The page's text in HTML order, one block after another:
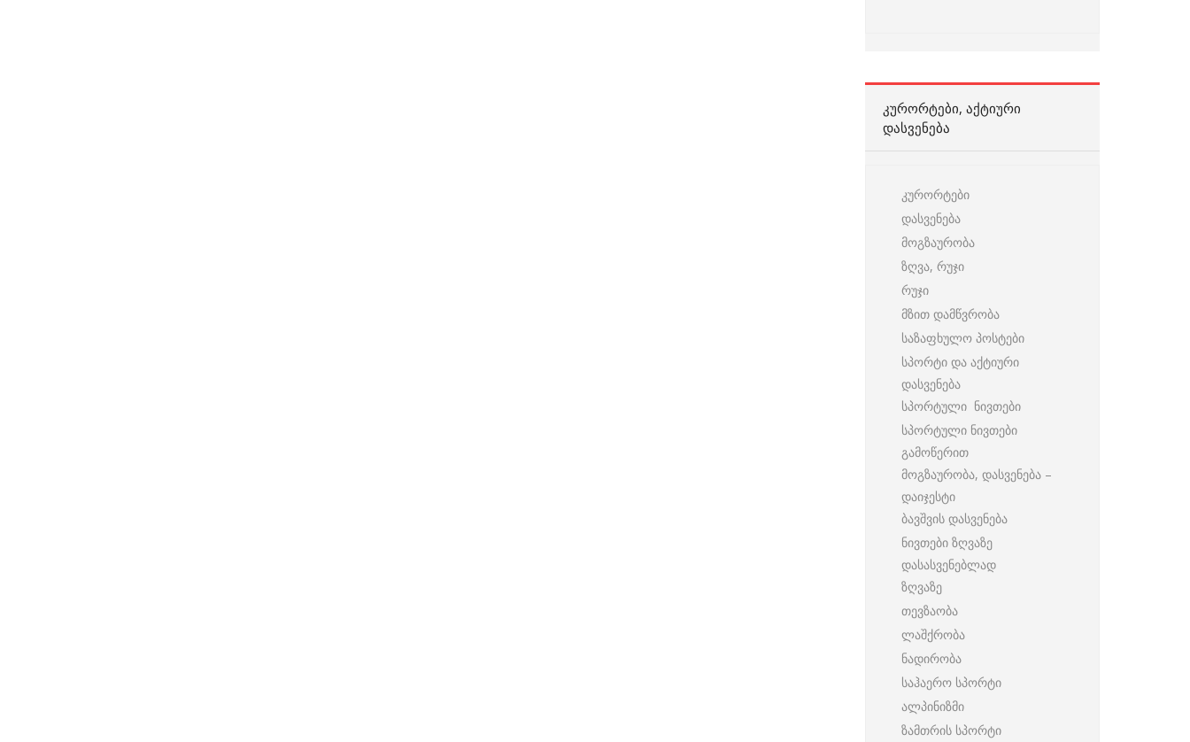
ᲙᲣᲠᲝᲠᲢᲔᲑᲘ, ᲐᲥᲢᲘᲣᲠᲘ
ᲓᲐᲡᲕᲔᲜᲔᲑᲐ
კურორტები
დასვენება
მოგზაურობა
ზღვა, რუჯი
რუჯი
მზით დამწვრობა
საზაფხულო პოსტები
სპორტი და აქტიური
დასვენება
სპორტული ნივთები
სპორტული ნივთები
გამოწერით
მოგზაურობა, დასვენება –
დაიჯესტი
ბავშვის დასვენება
ნივთები ზღვაზე
დასასვენებლად
ზღვაზე
თევზაობა
ლაშქრობა
ნადირობა
საჰაერო სპორტი
ალპინიზმი
ზამთრის სპორტი